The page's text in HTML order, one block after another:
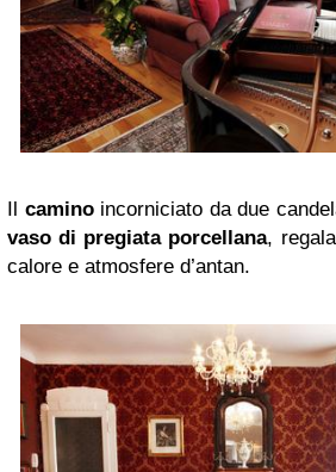
caminoincorniciato da due
vaso di pregiata porcellana,
calore e atmosfere d’antan.